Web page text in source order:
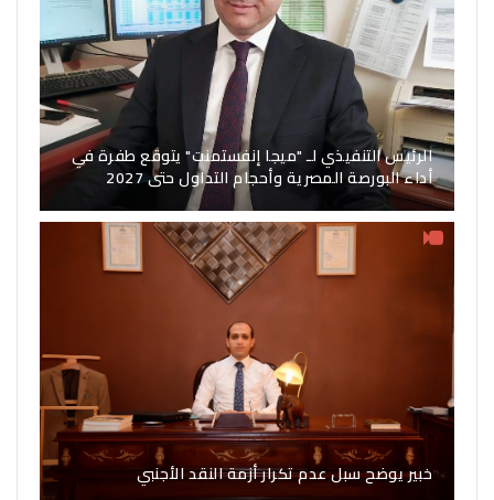
الرئيس التنفيذي لـ "ميجا إنفستمنت" يتوقع طفرة في
أداء البورصة المصرية وأحجام التداول حتى 2027
خبير يوضح سبل عدم تكرار أزمة النقد الأجنبي